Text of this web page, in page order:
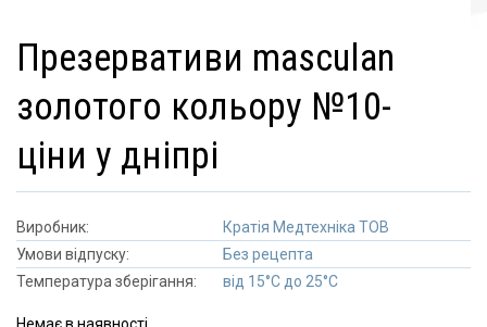
презервативи masculan
золотого кольору №10-
ціни у дніпрі
Виробник:
Кратія Медтехніка ТОВ
Умови відпуску:
Без рецепта
Температура зберігання:
від 15°C до 25°C
Немає в наявності